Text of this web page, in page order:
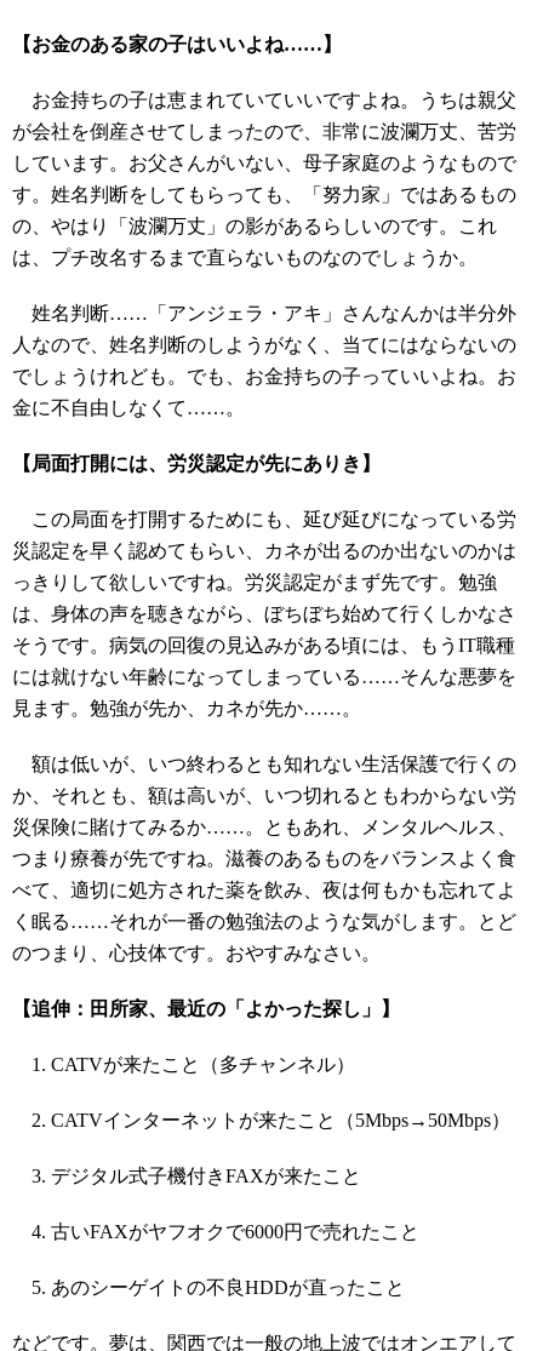
【お金のある家の子はいいよね……】
お金持ちの子は恵まれていていいですよね。うちは親父
が会社を倒産させてしまったので、非常に波瀾万丈、苦労
しています。お父さんがいない、母子家庭のようなもので
す。姓名判断をしてもらっても、「努力家」ではあるもの
の、やはり「波瀾万丈」の影があるらしいのです。これ
は、プチ改名するまで直らないものなのでしょうか。
姓名判断……「アンジェラ・アキ」さんなんかは半分外
人なので、姓名判断のしようがなく、当てにはならないの
でしょうけれども。でも、お金持ちの子っていいよね。お
金に不自由しなくて……。
【局面打開には、労災認定が先にありき】
この局面を打開するためにも、延び延びになっている労
災認定を早く認めてもらい、カネが出るのか出ないのかは
っきりして欲しいですね。労災認定がまず先です。勉強
は、身体の声を聴きながら、ぼちぼち始めて行くしかなさ
そうです。病気の回復の見込みがある頃には、もうIT職種
には就けない年齢になってしまっている……そんな悪夢を
見ます。勉強が先か、カネが先か……。
額は低いが、いつ終わるとも知れない生活保護で行くの
か、それとも、額は高いが、いつ切れるともわからない労
災保険に賭けてみるか……。ともあれ、メンタルヘルス、
つまり療養が先ですね。滋養のあるものをバランスよく食
べて、適切に処方された薬を飲み、夜は何もかも忘れてよ
く眠る……それが一番の勉強法のような気がします。とど
のつまり、心技体です。おやすみなさい。
【追伸：田所家、最近の「よかった探し」】
CATVが来たこと（多チャンネル）
CATVインターネットが来たこと（5Mbps→ 50Mbps）
デジタル式子機付きFAXが来たこと
古いFAXがヤフオクで6000円で売れたこと
あのシーゲイトの不良HDDが直ったこと
などです。夢は、関西では一般の地上波ではオンエアして